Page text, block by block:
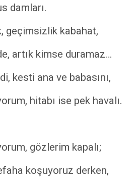
damları.
geçimsizlik kabahat,
artık kimse duramaz…
kesti ana ve babasını,
hitabı ise pek havalı.
gözlerim kapalı;
koşuyoruz derken,